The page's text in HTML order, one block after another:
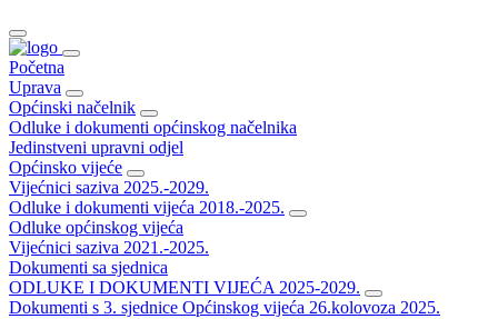
Početna
Uprava
Općinski načelnik
Odluke i dokumenti općinskog načelnika
Jedinstveni upravni odjel
Općinsko vijeće
Vijećnici saziva 2025.-2029.
Odluke i dokumenti vijeća 2018.-2025.
Odluke općinskog vijeća
Vijećnici saziva 2021.-2025.
Dokumenti sa sjednica
ODLUKE I DOKUMENTI VIJEĆA 2025-2029.
Dokumenti s 3. sjednice Općinskog vijeća 26.kolovoza 2025.